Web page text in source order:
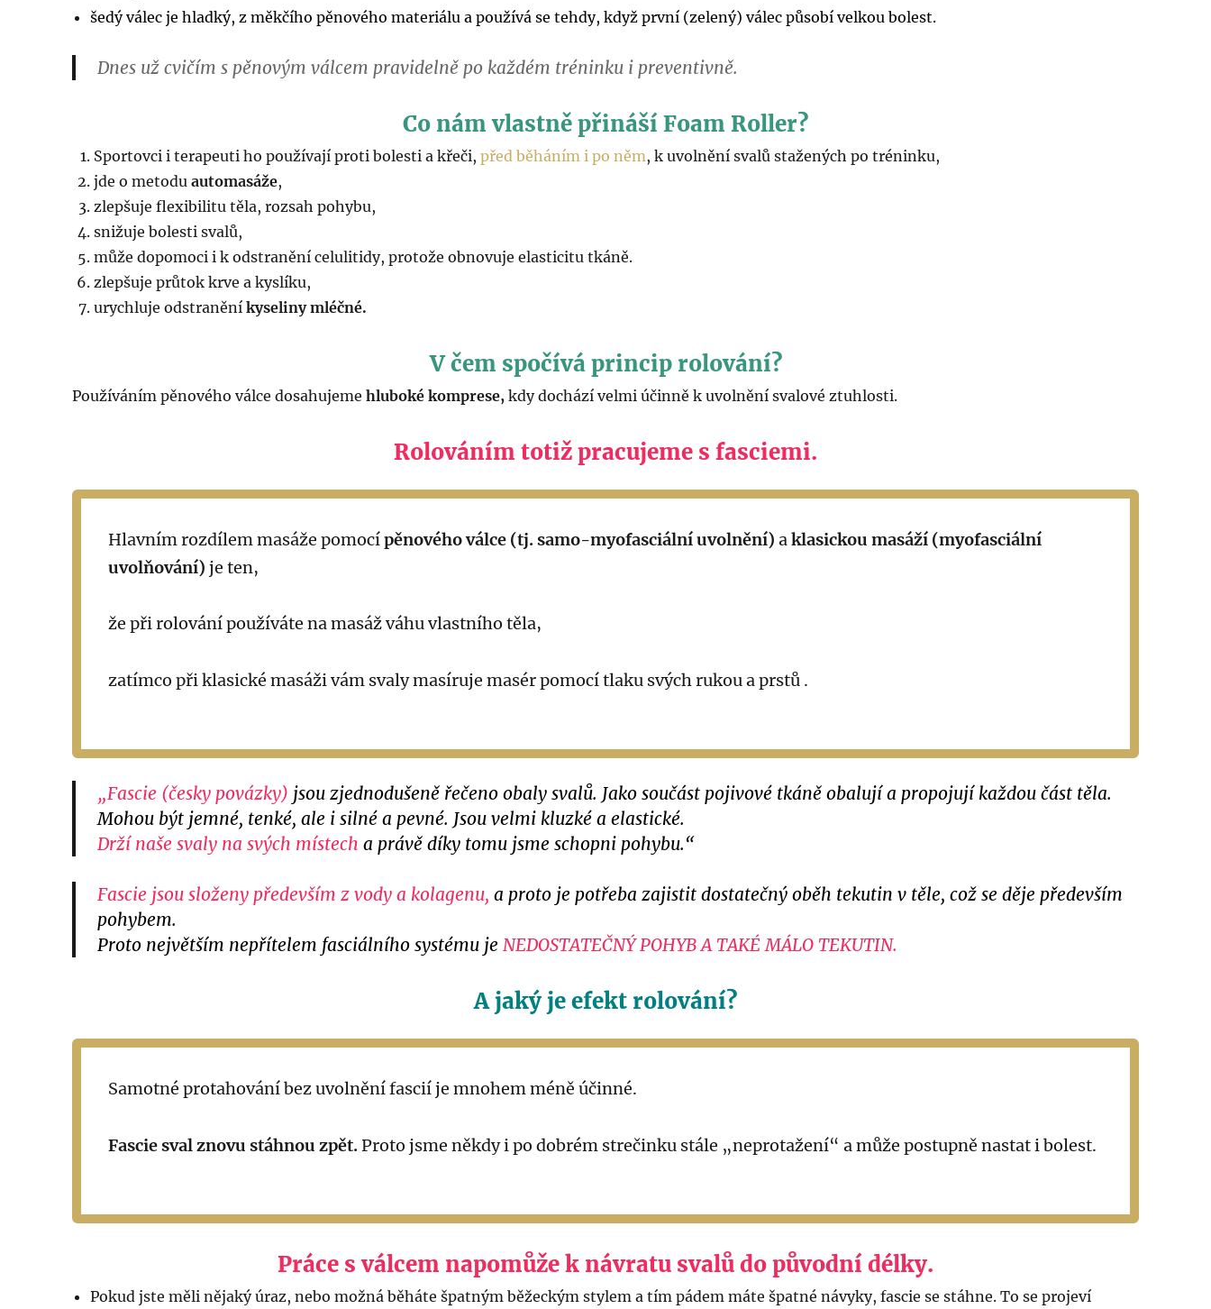
šedý válec je hladký, z měkčího pěnového materiálu a používá se tehdy, když první (zelený) válec působí velkou bolest.
Dnes už cvičím s pěnovým válcem pravidelně po každém tréninku i preventivně.
Co nám vlastně přináší Foam Roller?
Sportovci i terapeuti ho používají proti bolesti a křeči,před běháním i po něm, k uvolnění svalů stažených po tréninku,
jde o metoduautomasáže,
zlepšuje flexibilitu těla, rozsah pohybu,
snižuje bolesti svalů,
může dopomoci i k odstranění celulitidy, protože obnovuje elasticitu tkáně.
zlepšuje průtok krve a kyslíku,
urychluje odstranění kyseliny mléčné.
V čem spočívá princip rolování?
Používáním pěnového válce dosahujemehluboké komprese,kdy dochází velmi účinně k uvolnění svalové ztuhlosti.
Rolováním totiž pracujeme s fasciemi.
Hlavním rozdílem masáže pomocípěnového válce (tj. samo-myofasciální uvolnění) aklasickou masáží (myofasciální
uvolňování) je ten,
že při rolování používáte na masáž váhu vlastního těla,
zatímco při klasické masáži vám svaly masíruje masér pomocí tlaku svých rukou a prstů .
„Fascie (česky povázky) jsou zjednodušeně řečeno obaly svalů. Jako součást pojivové tkáně obalují a propojují každou část těla.
Mohou být jemné, tenké, ale i silné a pevné. Jsou velmi kluzké a elastické.
Drží naše svaly na svých místecha právě díky tomu jsme schopni pohybu.“
Fascie jsou složeny především z vody a kolagenu,a proto je potřeba zajistit dostatečný oběh tekutin v těle, což se děje především
pohybem.
Proto největším nepřítelem fasciálního systému je NEDOSTATEČNÝ POHYB A TAKÉ MÁLO TEKUTIN.
A jaký je efekt rolování?
Samotné protahování bez uvolnění fascií je mnohem méně účinné.
Fascie sval znovu stáhnou zpět.Proto jsme někdy i po dobrém strečinku stále „neprotažení“ a může postupně nastat i bolest.
Práce s válcem napomůže k návratu svalů do původní délky.
Pokud jste měli nějaký úraz, nebo možná běháte špatným běžeckým stylem a tím pádem máte špatné návyky, fascie se stáhne. To se projeví